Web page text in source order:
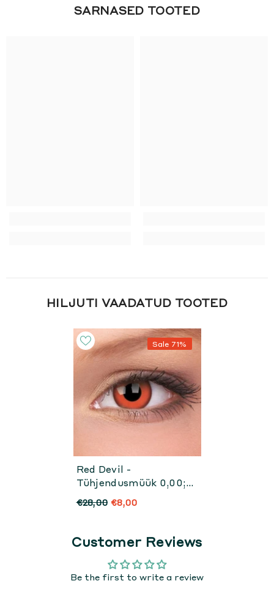
SARNASED TOOTED
HILJUTI VAADATUD TOOTED
Sale 71%
Red Devil -
Tühjendusmüük 0,00;
-3,50;-4,00;-4,50 Parim
Enne 09/25 Või 03/27
€28,00 €8,00
Customer Reviews
Be the first to write a review